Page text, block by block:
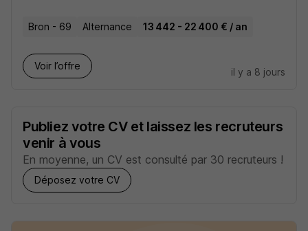
Bron - 69 Alternance 13 442 - 22 400 € / an
Voir l’offre
il y a 8 jours
Publiez votre CV et laissez les recruteurs
venir à vous
En moyenne, un CV est consulté par 30 recruteurs !
Déposez votre CV